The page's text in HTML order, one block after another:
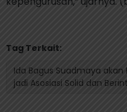
Tag Terkait:
Ida Bagus Suadmaya akan
jadi Asosiasi Solid dan